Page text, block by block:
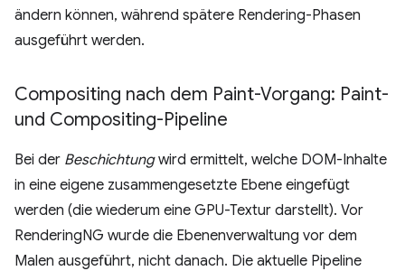
ändern können, während spätere Rendering-Phasen
ausgeführt werden.
Compositing nach dem Paint-Vorgang: Paint-
und Compositing-Pipeline
Bei der Beschichtungwird ermittelt, welche DOM-Inhalte
in eine eigene zusammengesetzte Ebene eingefügt
werden (die wiederum eine GPU-Textur darstellt). Vor
RenderingNG wurde die Ebenenverwaltung vor dem
Malen ausgeführt, nicht danach. Die aktuelle Pipeline